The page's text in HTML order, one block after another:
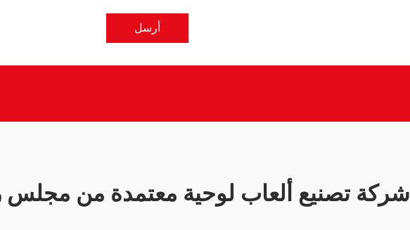
أرسل
شركة تصنيع ألعاب لوحية معتمدة من مجلس